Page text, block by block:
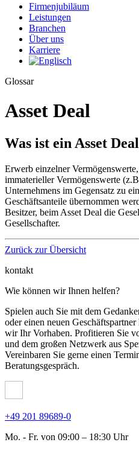
Firmenjubiläum
Leistungen
Branchen
Über uns
Karriere
Glossar
Asset Deal
Was ist ein Asset
Erwerb einzelner
immaterieller Vermögenswerte
Unternehmens im Gegensatz zu
Geschäftsanteile übernommen
Besitzer, beim Asset Deal die
Gesellschafter.
Zurück zur Übersicht
kontakt
Wie können wir Ihnen helfen?
Spielen auch Sie mit dem
oder einen neuen
wir Ihr Vorhaben. Profitieren Sie
und dem großen Netzwerk aus
Vereinbaren Sie gerne einen
Beratungsgespräch.
+49 201 89689-0
Mo. - Fr. von 09:00 – 18:30 Uhr